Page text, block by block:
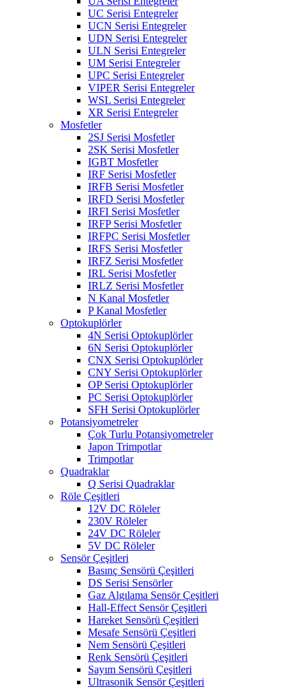
UC Serisi Entegreler
UCN Serisi Entegreler
UDN Serisi Entegreler
ULN Serisi Entegreler
UM Serisi Entegreler
UPC Serisi Entegreler
VIPER Serisi Entegreler
WSL Serisi Entegreler
XR Serisi Entegreler
Mosfetler
2SJ Serisi Mosfetler
2SK Serisi Mosfetler
IGBT Mosfetler
IRF Serisi Mosfetler
IRFB Serisi Mosfetler
IRFD Serisi Mosfetler
IRFI Serisi Mosfetler
IRFP Serisi Mosfetler
IRFPC Serisi Mosfetler
IRFS Serisi Mosfetler
IRFZ Serisi Mosfetler
IRL Serisi Mosfetler
IRLZ Serisi Mosfetler
N Kanal Mosfetler
P Kanal Mosfetler
Optokuplörler
4N Serisi Optokuplörler
6N Serisi Optokuplörler
CNX Serisi Optokuplörler
CNY Serisi Optokuplörler
OP Serisi Optokuplörler
PC Serisi Optokuplörler
SFH Serisi Optokuplörler
Potansiyometreler
Çok Turlu Potansiyometreler
Japon Trimpotlar
Trimpotlar
Quadraklar
Q Serisi Quadraklar
Röle Çeşitleri
12V DC Röleler
230V Röleler
24V DC Röleler
5V DC Röleler
Sensör Çeşitleri
Basınç Sensörü Çeşitleri
DS Serisi Sensörler
Gaz Algılama Sensör Çeşitleri
Hall-Effect Sensör Çeşitleri
Hareket Sensörü Çeşitleri
Mesafe Sensörü Çeşitleri
Nem Sensörü Çeşitleri
Renk Sensörü Çeşitleri
Sayım Sensörü Çeşitleri
Ultrasonik Sensör Çeşitleri